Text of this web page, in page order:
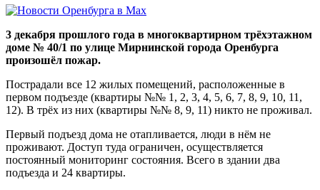
3 декабря прошлого года в многоквартирном трёхэтажном
доме № 40/1 по улице Мирнинской города Оренбурга
произошёл пожар.
Пострадали все 12 жилых помещений, расположенные в
первом подъезде (квартиры №№ 1, 2, 3, 4, 5, 6, 7, 8, 9, 10, 11,
12). В трёх из них (квартиры №№ 8, 9, 11) никто не проживал.
Первый подъезд дома не отапливается, люди в нём не
проживают. Доступ туда ограничен, осуществляется
постоянный мониторинг состояния. Всего в здании два
подъезда и 24 квартиры.